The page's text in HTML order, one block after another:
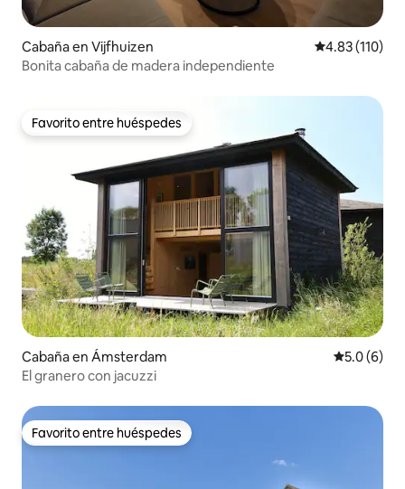
Cabaña en Vijfhuizen Calificación
4.83 (110)
Bonita cabaña de madera independiente
Favorito entre huéspedes
Favorito entre huéspedes
Cabaña en Ámsterdam
5.0 (6)
El granero con jacuzzi
Favorito entre huéspedes
Favorito entre huéspedes